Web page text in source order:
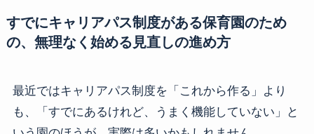
すでにキャリアパス制度がある保育園のため
の、無理なく始める見直しの進め方
最近ではキャリアパス制度を「これから作る」より
も、「すでにあるけれど、うまく機能していない」と